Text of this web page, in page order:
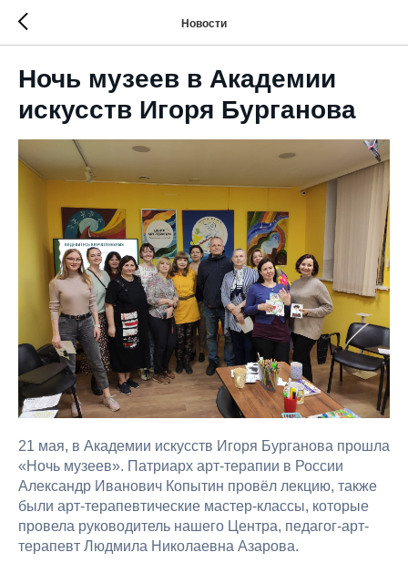
Новости
Ночь музеев в Академии
искусств Игоря Бурганова
21 мая, в Академии искусств Игоря Бурганова прошла
«Ночь музеев». Патриарх арт-терапии в России
Александр Иванович Копытин провёл лекцию, также
были арт-терапевтические мастер-классы, которые
провела руководитель нашего Центра, педагог-арт-
терапевт Людмила Николаевна Азарова.